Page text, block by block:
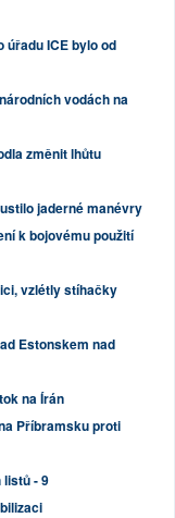
úřadu ICE bylo od
vodách na
změnit lhůtu
jaderné manévry
k bojovému použití
vzlétly stíhačky
Estonskem nad
na Írán
Příbramsku proti
- 9